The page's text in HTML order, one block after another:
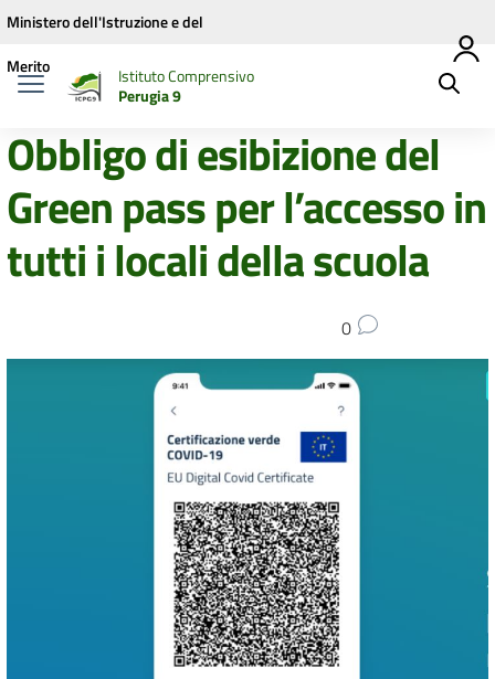
Vai ai contenuti
Vai al menu di navigazione
Vai al footer
Ministero dell'Istruzione e del
Merito
Istituto Comprensivo
Perugia 9
Obbligo di esibizione del
Green pass per l’accesso in
tutti i locali della scuola
0